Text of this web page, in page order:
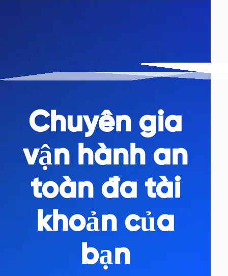
Chuyên gia
vận hành an
toàn đa tài
khoản của
bạn